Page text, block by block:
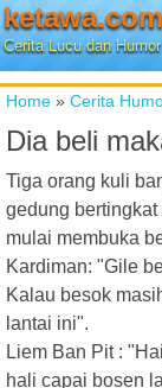
ketawa.com
Cerita Lucu dan
Home » Cerita
Dia beli
Tiga orang kuli
gedung
mulai membuka
Kardiman: "Gile
Kalau besok
lantai ini".
Liem Ban Pit :
hali capai bosen